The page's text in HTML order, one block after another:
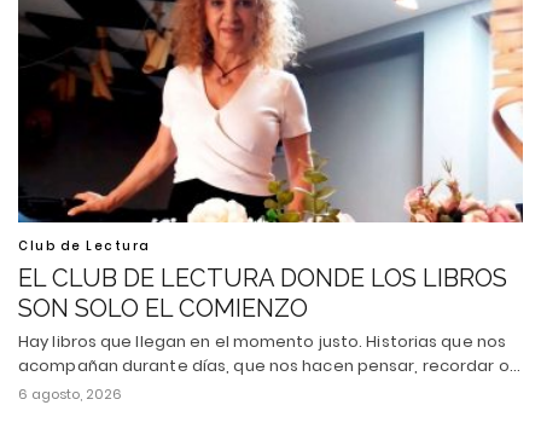
Club de Lectura
EL CLUB DE LECTURA DONDE LOS LIBROS
SON SOLO EL COMIENZO
Hay libros que llegan en el momento justo. Historias que nos
acompañan durante días, que nos hacen pensar, recordar o…
6 agosto, 2026